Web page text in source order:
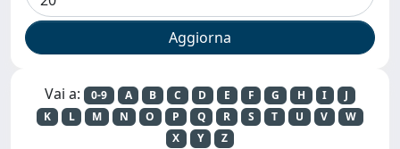
Vai a: 0-9 A B C D E F G H I
J
K
L M N O P Q R S T U V
W
X
Y Z